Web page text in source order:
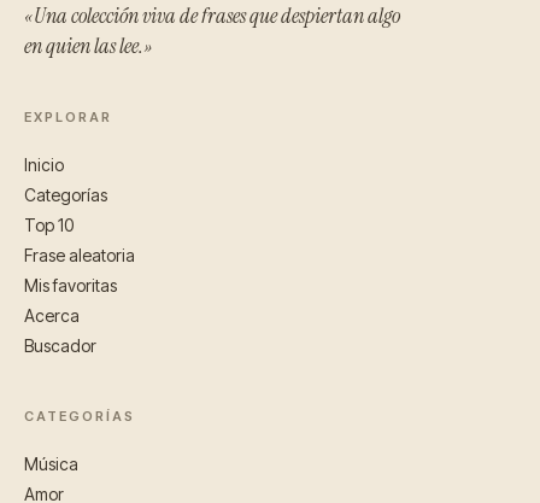
«Una colección viva de frases que despiertan algo
en quien las lee.»
EXPLORAR
Inicio
Categorías
Top 10
Frase aleatoria
Mis favoritas
Acerca
Buscador
CATEGORÍAS
Música
Amor